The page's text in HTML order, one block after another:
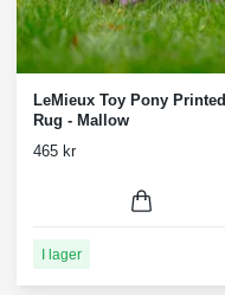
LeMieux Toy Pony Printed
Rug - Mallow
465 kr
I lager